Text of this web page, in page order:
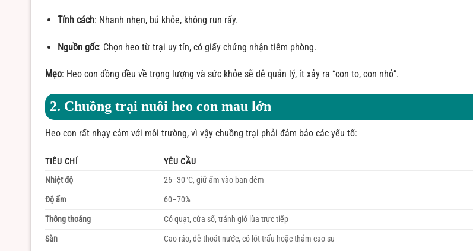
Tính cách: Nhanh nhẹn, bú khỏe, không run rẩy.
Nguồn gốc: Chọn heo từ trại uy tín, có giấy chứng nhận tiêm phòng.
Mẹo: Heo con đồng đều về trọng lượng và sức khỏe sẽ dễ quản lý, ít xảy ra “con to, con nhỏ”.
2. Chuồng trại nuôi heo con mau lớn
Heo con rất nhạy cảm với môi trường, vì vậy chuồng trại phải đảm bảo các yếu tố:
TIÊU CHÍ
YÊU CẦU
Nhiệt độ
26–30°C, giữ ấm vào ban đêm
Độ ẩm
60–70%
Thông thoáng
Có quạt, cửa sổ, tránh gió lùa trực tiếp
Sàn
Cao ráo, dễ thoát nước, có lót trấu hoặc thảm cao su